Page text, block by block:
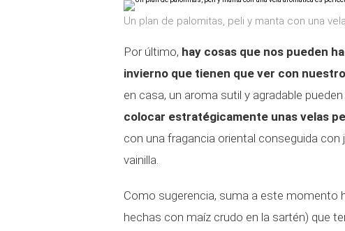
Un plan de palomitas, peli y manta con una
Por último, hay cosas que nos pueden
invierno que tienen que ver con
en casa, un aroma sutil y agradable
colocar estratégicamente unas velas
con una fragancia oriental conseguida
vainilla.
Como sugerencia, suma a este momento
hechas con maíz crudo en la sartén) que